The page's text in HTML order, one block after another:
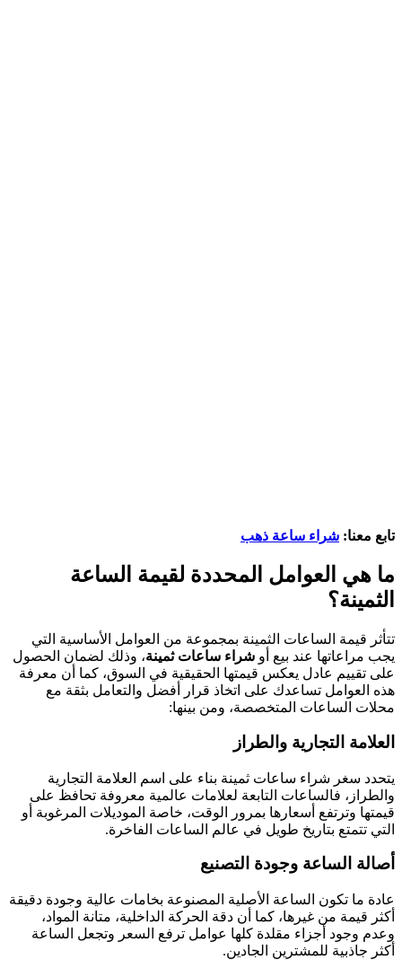
تابع معنا: شراء ساعة ذهب
ما هي العوامل المحددة لقيمة الساعة
الثمينة؟
تتأثر قيمة الساعات الثمينة بمجموعة من العوامل الأساسية التي
يجب مراعاتها عند بيع أو شراء ساعات ثمينة، وذلك لضمان الحصول
على تقييم عادل يعكس قيمتها الحقيقية في السوق، كما أن معرفة
هذه العوامل تساعدك على اتخاذ قرار أفضل والتعامل بثقة مع
محلات الساعات المتخصصة، ومن بينها:
العلامة التجارية والطراز
يتحدد سغر شراء ساعات ثمينة بناء على اسم العلامة التجارية
والطراز، فالساعات التابعة لعلامات عالمية معروفة تحافظ على
قيمتها وترتفع أسعارها بمرور الوقت، خاصة الموديلات المرغوبة أو
التي تتمتع بتاريخ طويل في عالم الساعات الفاخرة.
أصالة الساعة وجودة التصنيع
عادة ما تكون الساعة الأصلية المصنوعة بخامات عالية وجودة دقيقة
أكثر قيمة من غيرها، كما أن دقة الحركة الداخلية، متانة المواد،
وعدم وجود أجزاء مقلدة كلها عوامل ترفع السعر وتجعل الساعة
أكثر جاذبية للمشترين الجادين.